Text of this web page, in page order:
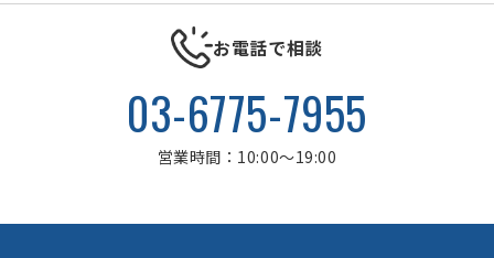
お電話で相談
03-6775-7955
営業時間：10:00～19:00